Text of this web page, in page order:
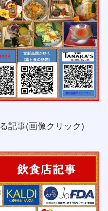
記事(画像クリック)